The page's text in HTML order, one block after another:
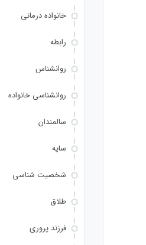
خانواده درمانی
رابطه
روانشناس
روانشناسی خانواده
سالمندان
سایه
شخصیت شناسی
طلاق
فرزند پروری